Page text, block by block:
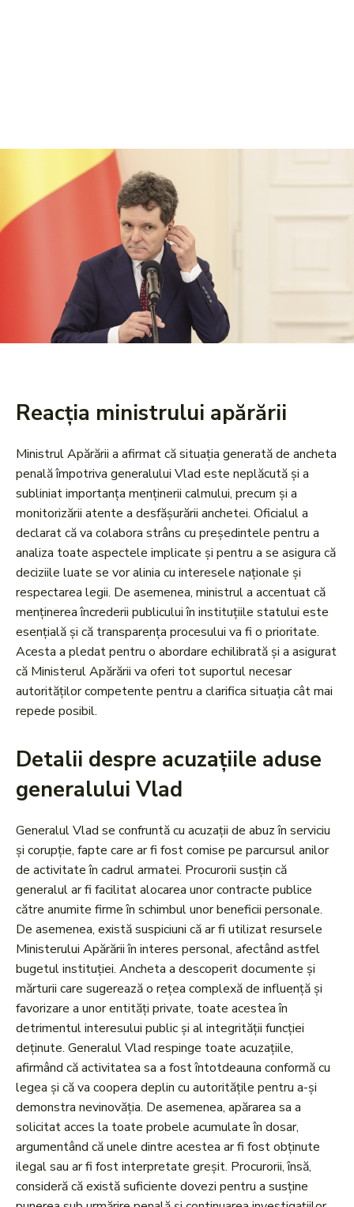
Reacția ministrului apărării
Ministrul Apărării a afirmat că situația generată de ancheta
penală împotriva generalului Vlad este neplăcută și a
subliniat importanța menținerii calmului, precum și a
monitorizării atente a desfășurării anchetei. Oficialul a
declarat că va colabora strâns cu președintele pentru a
analiza toate aspectele implicate și pentru a se asigura că
deciziile luate se vor alinia cu interesele naționale și
respectarea legii. De asemenea, ministrul a accentuat că
menținerea încrederii publicului în instituțiile statului este
esențială și că transparența procesului va fi o prioritate.
Acesta a pledat pentru o abordare echilibrată și a asigurat
că Ministerul Apărării va oferi tot suportul necesar
autorităților competente pentru a clarifica situația cât mai
repede posibil.
Detalii despre acuzațiile aduse
generalului Vlad
Generalul Vlad se confruntă cu acuzații de abuz în serviciu
și corupție, fapte care ar fi fost comise pe parcursul anilor
de activitate în cadrul armatei. Procurorii susțin că
generalul ar fi facilitat alocarea unor contracte publice
către anumite firme în schimbul unor beneficii personale.
De asemenea, există suspiciuni că ar fi utilizat resursele
Ministerului Apărării în interes personal, afectând astfel
bugetul instituției. Ancheta a descoperit documente și
mărturii care sugerează o rețea complexă de influență și
favorizare a unor entități private, toate acestea în
detrimentul interesului public și al integrității funcției
deținute. Generalul Vlad respinge toate acuzațiile,
afirmând că activitatea sa a fost întotdeauna conformă cu
legea și că va coopera deplin cu autoritățile pentru a-și
demonstra nevinovăția. De asemenea, apărarea sa a
solicitat acces la toate probele acumulate în dosar,
argumentând că unele dintre acestea ar fi fost obținute
ilegal sau ar fi fost interpretate greșit. Procurorii, însă,
consideră că există suficiente dovezi pentru a susține